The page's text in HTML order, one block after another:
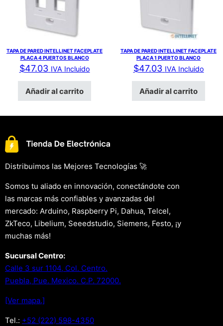
TAPA DE PARED INTELLINET FACEPLATE
PLACA 4 PUERTOS BLANCO
$47.03 IVA Incluido
Añadir al carrito
TAPA DE PARED INTELLINET FACEPLATE
PLACA 1 PUERTO BLANCO
$47.03 IVA Incluido
Añadir al carrito
Distribuimos las Mejores Tecnologías 🚀
Somos tu aliado en innovación, conectándote con
las marcas más confiables y avanzadas del
mercado: Arduino, Raspberry Pi, Dahua, Telcel,
ZkTeco, Libelium, Seeedstudio, Siemens, Festo, ¡y
muchas más!
Sucursal Centro:
Calle 3 sur 1104, Col. Centro.
Puebla, Pue. Mexico. C.P. 72000.
[Ver mapa.]
Tel.: +52 (222) 598-4350